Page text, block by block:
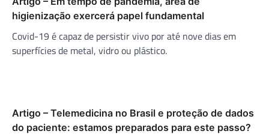
higienização exercerá papel fundamental
Covid-19 é capaz de persistir vivo por até nove dias em
superfícies de metal, vidro ou plástico.
Artigo – Telemedicina no Brasil e proteção de dados
do paciente: estamos preparados para este passo?